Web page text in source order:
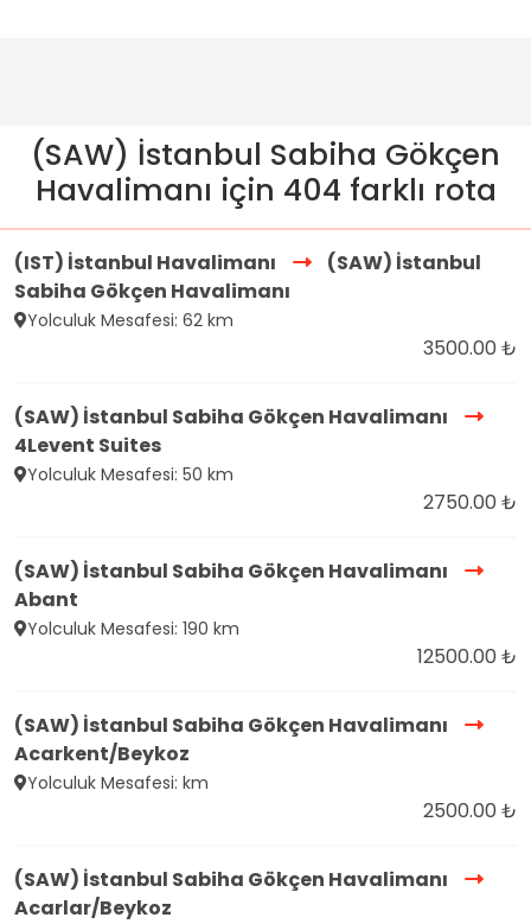
(SAW) İstanbul Sabiha Gökçen
Havalimanı için 404 farklı rota
(IST) İstanbul Havalimanı
(SAW) İstanbul
Sabiha Gökçen Havalimanı
Yolculuk Mesafesi: 62 km
3500.00 ₺
(SAW) İstanbul Sabiha Gökçen Havalimanı
4Levent Suites
Yolculuk Mesafesi: 50 km
2750.00 ₺
(SAW) İstanbul Sabiha Gökçen Havalimanı
Abant
Yolculuk Mesafesi: 190 km
12500.00 ₺
(SAW) İstanbul Sabiha Gökçen Havalimanı
Acarkent/Beykoz
Yolculuk Mesafesi: km
2500.00 ₺
(SAW) İstanbul Sabiha Gökçen Havalimanı
Acarlar/Beykoz